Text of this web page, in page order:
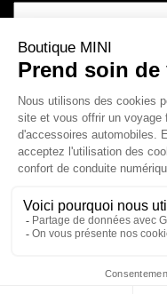
Du lundi au
LA BOUTIQUE
ESPACE CLIENT
NOS VÉHICULES